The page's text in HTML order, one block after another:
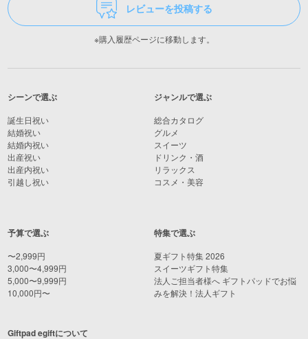
レビューを投稿する
※購入履歴ページに移動します。
シーンで選ぶ
誕生日祝い
結婚祝い
結婚内祝い
出産祝い
出産内祝い
引越し祝い
予算で選ぶ
〜2,999円
3,000〜4,999円
5,000〜9,999円
10,000円〜
ジャンルで選ぶ
総合カタログ
グルメ
スイーツ
ドリンク・酒
リラックス
コスメ・美容
特集で選ぶ
夏ギフト特集 2026
スイーツギフト特集
法人ご担当者様へ ギフトパッドでお悩
みを解決！法人ギフト
Giftpad egiftについて